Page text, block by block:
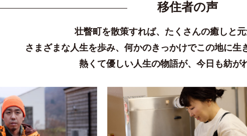
移住者の声
壮瞥町を散策すれば、たくさんの癒しと元
さまざまな人生を歩み、何かのきっかけでこの地に生
熱くて優しい人生の物語が、今日も紡が